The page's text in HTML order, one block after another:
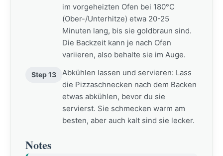
im vorgeheizten Ofen bei 180°C
(Ober-/Unterhitze) etwa 20-25
Minuten lang, bis sie goldbraun sind.
Die Backzeit kann je nach Ofen
variieren, also behalte sie im Auge.
Step 13
Abkühlen lassen und servieren: Lass
die Pizzaschnecken nach dem Backen
etwas abkühlen, bevor du sie
servierst. Sie schmecken warm am
besten, aber auch kalt sind sie lecker.
Notes